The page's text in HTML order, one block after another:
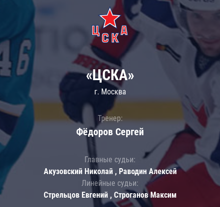
«ЦСКА»
г. Москва
Тренер:
Фёдоров Сергей
Главные судьи:
Акузовский Николай , Раводин Алексей
Линейные судьи:
Стрельцов Евгений , Строганов Максим